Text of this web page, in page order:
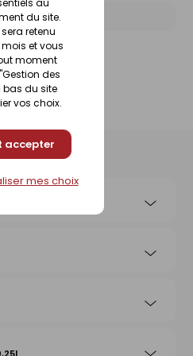
au
du site.
retenu
et vous
moment
des
bas du site
vos choix.
accepter
mes choix
:30231560
(FdS)